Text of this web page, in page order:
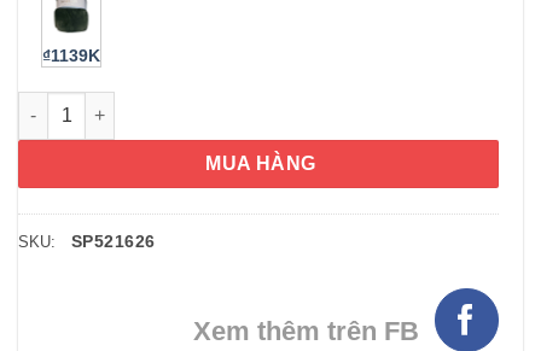
₫1139K
Chăn (mền) Berkshire Luxe Loft Queen Blanket 249cm x
MUA HÀNG
SKU: SP521626
Xem thêm trên FB